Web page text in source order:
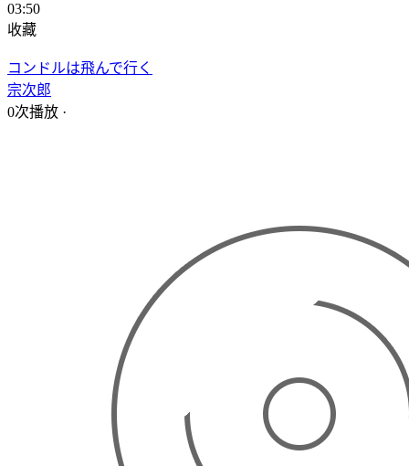
03:50
收藏
コンドルは飛んで行く
宗次郎
0次播放 ·